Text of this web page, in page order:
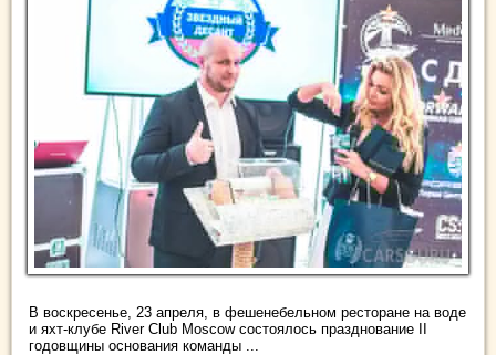
В воскресенье, 23 апреля, в фешенебельном ресторане на воде
и яхт-клубе River Club Moscow состоялось празднование II
годовщины основания команды ...